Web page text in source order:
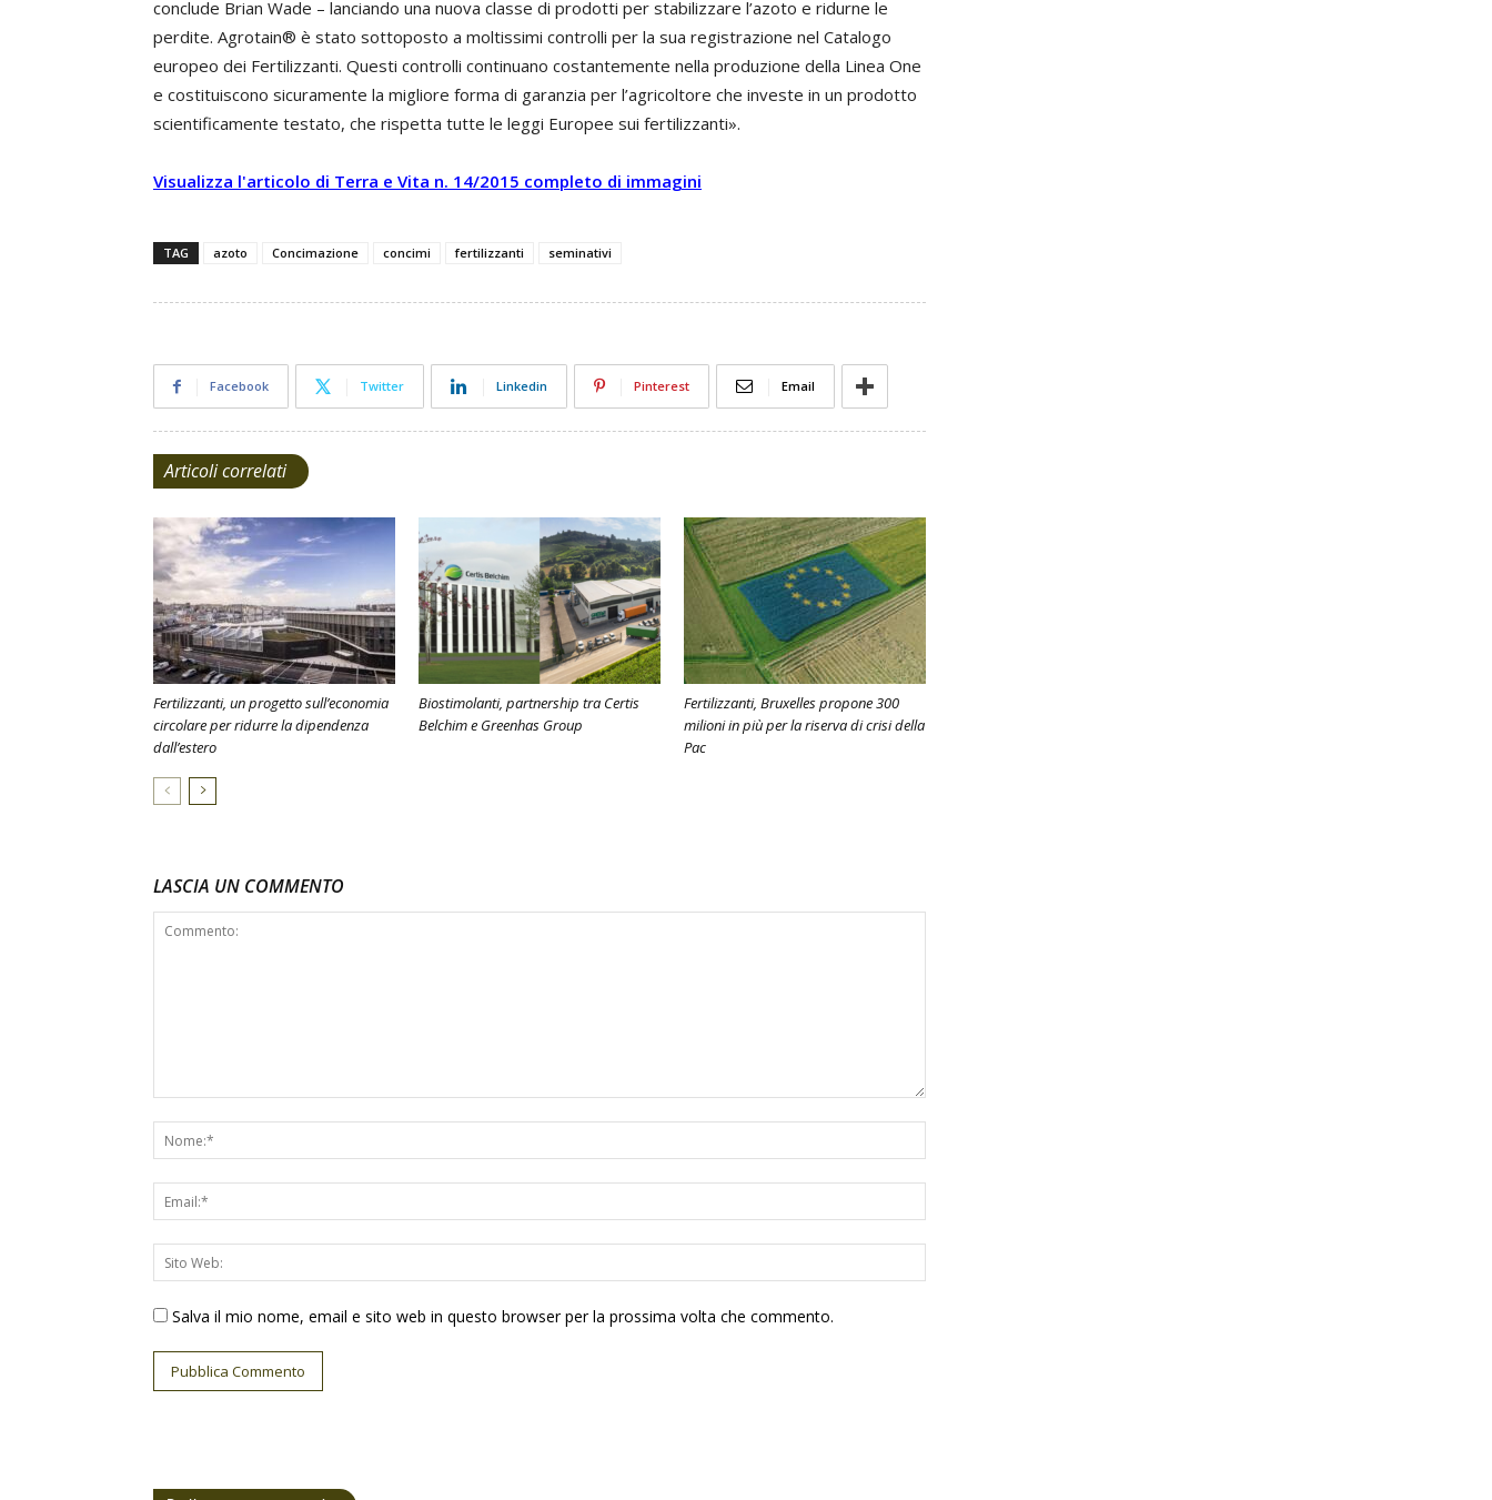
conclude Brian Wade – lanciando una nuova classe di prodotti per stabilizzare l’azoto e ridurne le
perdite. Agrotain® è stato sottoposto a moltissimi controlli per la sua registrazione nel Catalogo
europeo dei Fertilizzanti. Questi controlli continuano costantemente nella produzione della Linea One
e costituiscono sicuramente la migliore forma di garanzia per l’agricoltore che investe in un prodotto
scientificamente testato, che rispetta tutte le leggi Europee sui fertilizzanti».
Visualizza l'articolo di Terra e Vita n. 14/2015 completo di immagini
TAG azoto Concimazione concimi fertilizzanti seminativi
Facebook Twitter Linkedin Pinterest Email
Articoli correlati
Fertilizzanti, un progetto sull’economia
circolare per ridurre la dipendenza
dall’estero
Biostimolanti, partnership tra Certis
Belchim e Greenhas Group
Fertilizzanti, Bruxelles propone 300
milioni in più per la riserva di crisi della
Pac
LASCIA UN COMMENTO
Salva il mio nome, email e sito web in questo browser per la prossima volta che commento.